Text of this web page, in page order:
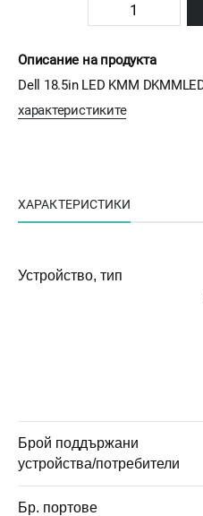
Описание на продукта
Dell 18.5in LED KMM
характеристиките
ХАРАКТЕРИСТИКИ
Устройство, тип
Брой поддържани
устройства/потребители
Бр. портове